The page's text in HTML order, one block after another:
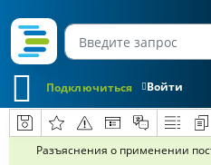
Войти
Подключиться
Разъяснения о применении